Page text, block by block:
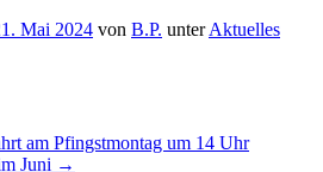
Mai 2024 von B.P. unterAktuelles
am Pfingstmontag um 14 Uhr
Juni →